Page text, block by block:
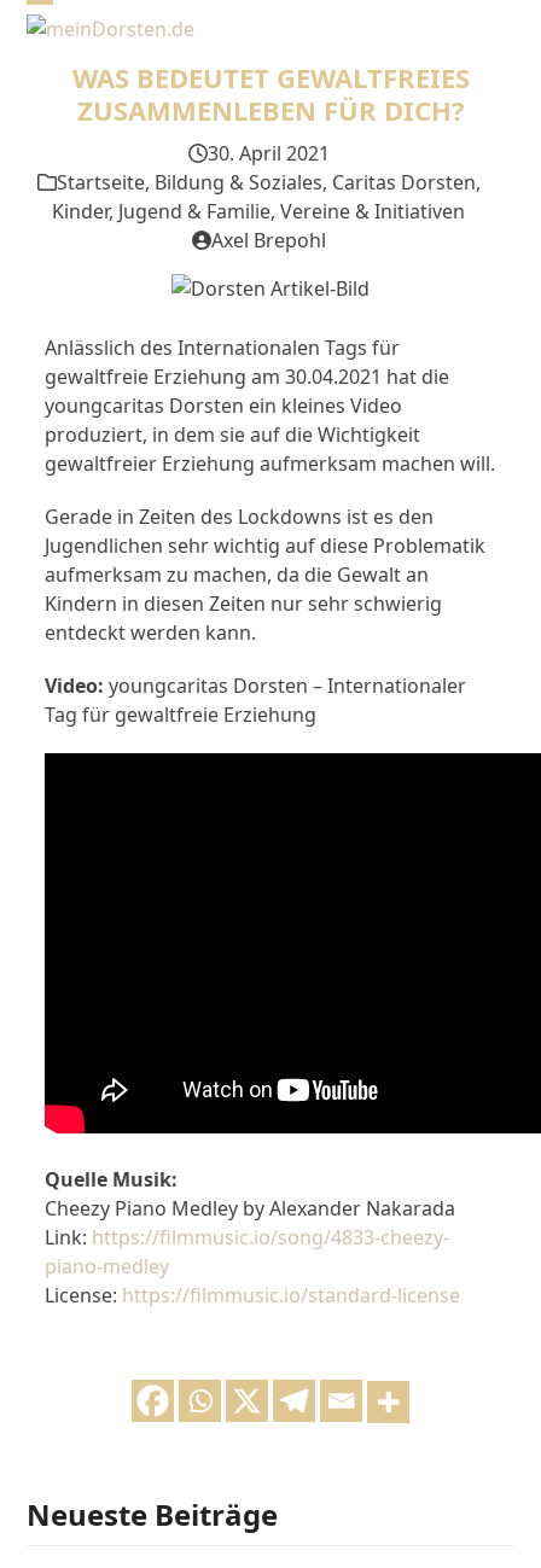
SkipOpen
mobile
menu
Close
mobile
menu
WAS BEDEUTET GEWALTFREIES
ZUSAMMENLEBEN FÜR DICH?
30. April 2021
Startseite, Bildung & Soziales, Caritas Dorsten,
Kinder, Jugend & Familie, Vereine & Initiativen
Axel Brepohl
Anlässlich des Internationalen Tags für
gewaltfreie Erziehung am 30.04.2021 hat die
youngcaritas Dorsten ein kleines Video
produziert, in dem sie auf die Wichtigkeit
gewaltfreier Erziehung aufmerksam machen will.
Gerade in Zeiten des Lockdowns ist es den
Jugendlichen sehr wichtig auf diese Problematik
aufmerksam zu machen, da die Gewalt an
Kindern in diesen Zeiten nur sehr schwierig
entdeckt werden kann.
Video:youngcaritas Dorsten – Internationaler
Tag für gewaltfreie Erziehung
Quelle Musik:
Cheezy Piano Medley by Alexander Nakarada
Link: https://filmmusic.io/song/4833-cheezy-
piano-medley
License: https://filmmusic.io/standard-license
Neueste Beiträge